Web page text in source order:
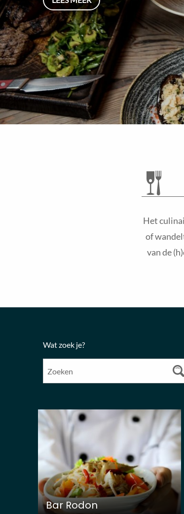
Het
of
van de
Wat zoek je?
Bar Rodon